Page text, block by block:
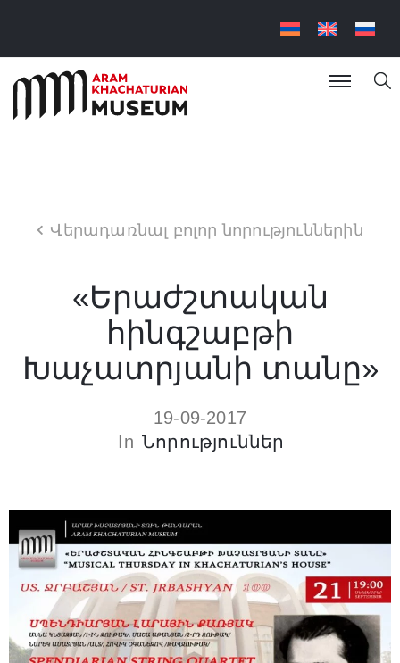
Վերադառնալ բոլոր նորություններին
«Երաժշտական
հինգշաբթի
Խաչատրյանի տանը»
19-09-2017
In Նորություններ